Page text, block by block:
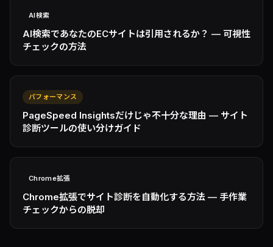
AI検索
AI検索であなたのECサイトは引用されるか？ — 可視性
チェックの方法
パフォーマンス
PageSpeed Insightsだけじゃ不十分な理由 — サイト
診断ツールの使い分けガイド
Chrome拡張
Chrome拡張でサイト診断を自動化する方法 — 手作業
チェックからの脱却